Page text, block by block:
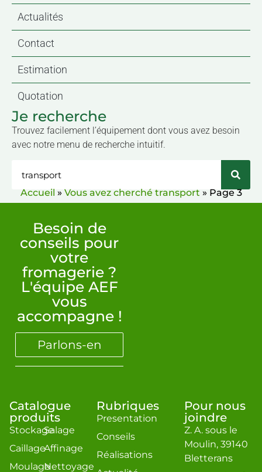
Actualités
Contact
Estimation
Quotation
Je recherche
Trouvez facilement l’équipement dont vous avez besoin
avec notre menu de recherche intuitif.
Accueil » Vous avez cherché transport » Page 3
Besoin de
conseils pour
votre
fromagerie ?
L'équipe AEF
vous
accompagne !
Parlons-en
Catalogue
produits
Stockage
Caillage
Moulage
Salage
Affinage
Nettoyage
Rubriques
Presentation
Conseils
Réalisations
Pour nous
joindre
Z. A. sous le
Moulin, 39140
Bletterans